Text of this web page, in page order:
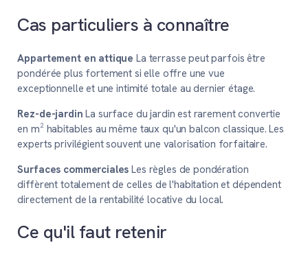
Cas particuliers à connaître
Appartement en attique La terrasse peut parfois être
pondérée plus fortement si elle offre une vue
exceptionnelle et une intimité totale au dernier étage.
Rez-de-jardin La surface du jardin est rarement convertie
en m² habitables au même taux qu'un balcon classique. Les
experts privilégient souvent une valorisation forfaitaire.
Surfaces commerciales Les règles de pondération
diffèrent totalement de celles de l'habitation et dépendent
directement de la rentabilité locative du local.
Ce qu'il faut retenir